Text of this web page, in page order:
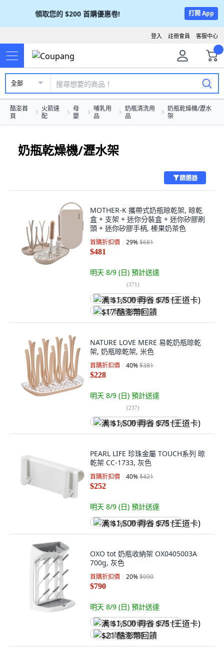
領取您的 $200 首購優惠卷! 打開 App
客服中心
註冊會員
登入
全部
酷澎首
頁
火箭速
配
母
嬰
哺乳用
品
奶瓶清洗用
品
奶瓶乾燥機/瀝水
架
奶瓶乾燥機/瀝水架
篩選器
MOTHER-K 攜帶式奶瓶晾乾架, 晾乾
盒 + 支架 + 迷你分裝盒 + 迷你矽膠刷
頭 + 迷你矽膠手柄, 榛果奶茶色
首購折扣價 29%$681
$481
明天 8/9 (日) 預計送達
(371)
满 $1,500 再省 $75 (王道卡)
$17 酷澎幣回饋
NATURE LOVE MERE 易乾奶瓶晾乾
架, 奶瓶晾乾架, 米色
首購折扣價 40%$381
$228
明天 8/9 (日) 預計送達
(237)
满 $1,500 再省 $75 (王道卡)
PEARL LIFE 珍珠金屬 TOUCH系列 晾
乾架 CC-1733, 灰色
首購折扣價 40%$421
$252
明天 8/9 (日) 預計送達
满 $1,500 再省 $75 (王道卡)
OXO tot 奶瓶收納架 OX0405003A
700g, 灰色
首購折扣價 20%$990
$790
明天 8/9 (日) 預計送達
满 $1,500 再省 $75 (王道卡)
$21 酷澎幣回饋